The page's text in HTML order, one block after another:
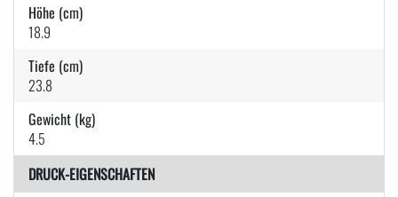
Höhe (cm)
18.9
Tiefe (cm)
23.8
Gewicht (kg)
4.5
DRUCK-EIGENSCHAFTEN